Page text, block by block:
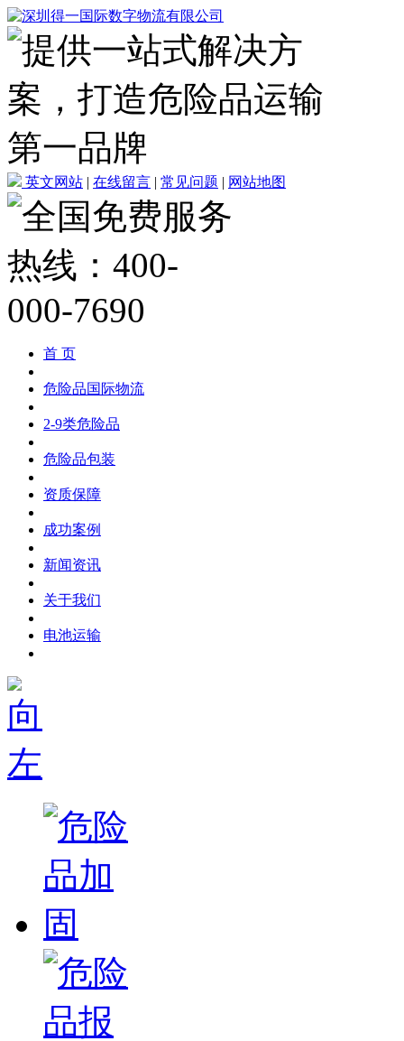
英文网站 | 在线留言 | 常见问题 | 网站地图
首 页
危险品国际物流
2-9类危险品
危险品包装
资质保障
成功案例
新闻资讯
关于我们
电池运输